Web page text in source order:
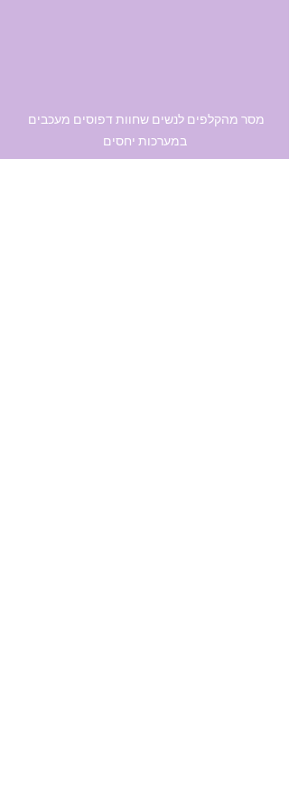
מסר מהקלפים לנשים שחוות דפוסים מעכבים
במערכות יחסים